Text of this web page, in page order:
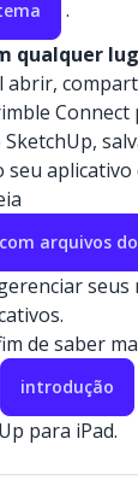
.
qualquer
abrir,
seu
arquivos
seus
de saber
introdução
para iPad.